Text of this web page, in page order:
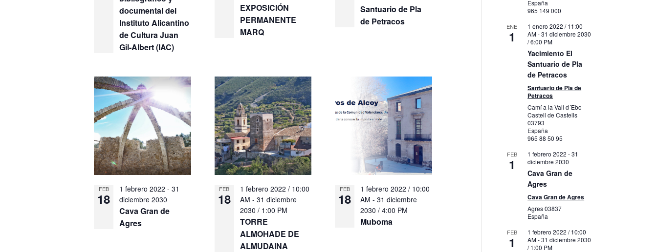
documental del
Instituto Alicantino
de Cultura Juan
Gil-Albert (IAC)
EXPOSICIÓN
PERMANENTE
MARQ
Santuario de Pla
de Petracos
FEB
18
Cava Gran de
Agres
1 febrero 2022 -31
diciembre 2030
FEB
18
TORRE
ALMOHADE DE
ALMUDAINA
1 febrero 2022 / 10:00
AM - 31 diciembre
2030 / 1:00 PM
FEB
18
Muboma
1 febrero 2022 / 10:00
AM -31 diciembre
2030 / 4:00 PM
España
965 149 000
ENE
1
1 enero 2022 / 11:00
AM-31 diciembre 2030
/ 6:00 PM
Yacimiento El
Santuario de Pla
de Petracos
Santuario de Pla de
Petracos
Camí a la Vall d´Ebo
Castell de Castells
03793
España
965 88 50 95
FEB
1
1 febrero 2022 -31
diciembre 2030
Cava Gran de
Agres
Cava Gran de Agres
Agres03837
España
FEB
1
1 febrero 2022 / 10:00
AM-31 diciembre 2030
/ 1:00 PM